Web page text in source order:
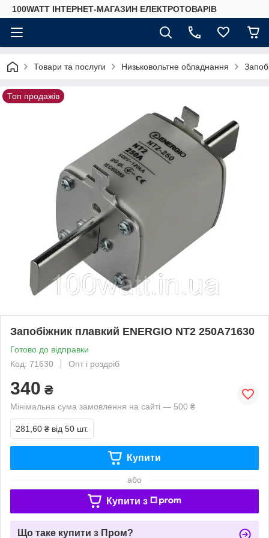
100WATT ІНТЕРНЕТ-МАГАЗИН ЕЛЕКТРОТОВАРІВ
Товари та послуги Низьковольтне обладнання
Топ продажів
Запобіжник плавкий ENERGIO NT2 250А71630
Готово до відправки
Код: 71630
Опт і роздріб
340 ₴
Мінімальна сума замовлення на сайті — 500 ₴
281,60 ₴ від 50 шт.
Купити
або
Купити з
Що таке купити з Пром?